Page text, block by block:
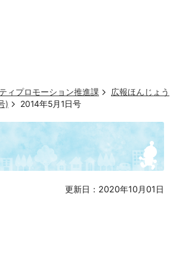
ィプロモーション推進課 広報ほんじょう
)
2014年5月1日号
更新日：2020年10月01日